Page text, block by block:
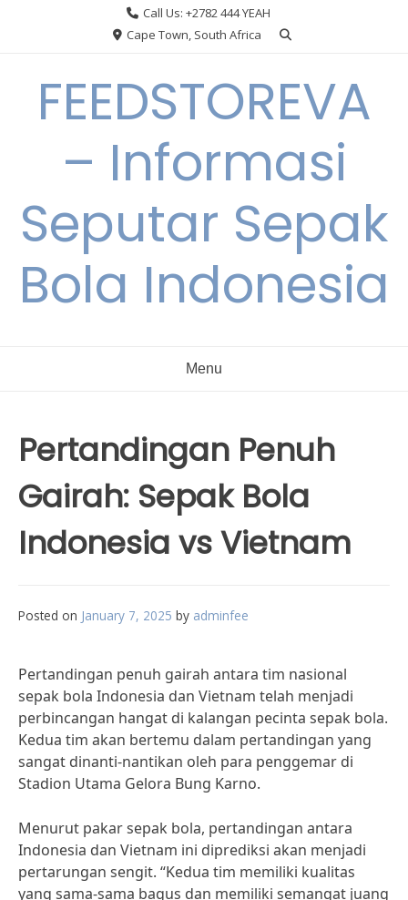
Call Us: +2782 444 YEAH
Cape Town, South Africa
FEEDSTOREVA
– Informasi
Seputar Sepak
Bola Indonesia
Menu
Pertandingan Penuh
Gairah: Sepak Bola
Indonesia vs Vietnam
Posted on January 7, 2025 by adminfee
Pertandingan penuh gairah antara tim nasional
sepak bola Indonesia dan Vietnam telah menjadi
perbincangan hangat di kalangan pecinta sepak bola.
Kedua tim akan bertemu dalam pertandingan yang
sangat dinanti-nantikan oleh para penggemar di
Stadion Utama Gelora Bung Karno.
Menurut pakar sepak bola, pertandingan antara
Indonesia dan Vietnam ini diprediksi akan menjadi
pertarungan sengit. “Kedua tim memiliki kualitas
yang sama-sama bagus dan memiliki semangat juang